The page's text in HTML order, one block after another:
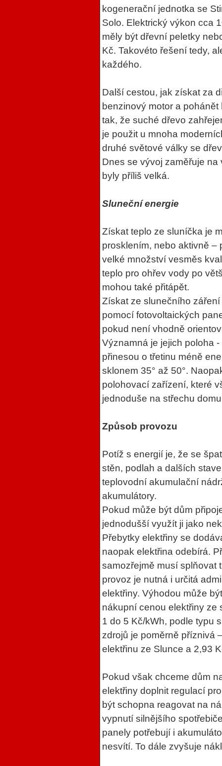
kogenerační jednotka se
Solo. Elektrický výkon cca
měly být dřevní peletky
Kč. Takovéto řešení tedy,
každého.
Další cestou, jak získat za
benzinový motor a
tak, že suché dřevo
je použit u mnoha
druhé světové války se
Dnes se vývoj zaměřuje
byly příliš velká.
Sluneční energie
Získat teplo ze sluníčka je
prosklením, nebo aktivně –
velké množství vesměs
teplo pro ohřev vody po
mohou také přitápět.
Získat ze slunečního
pomocí fotovoltaických
pokud není vhodně
Významná je jejich poloha
přinesou o třetinu méně
sklonem 35° až 50°.
polohovací zařízení, které
jednoduše na střechu
Způsob provozu
Potíž s energií je, že se
stěn, podlah a dalších
teplovodní akumulační
akumulátory.
Pokud může být dům
jednodušší využít ji jako
Přebytky elektřiny se
naopak elektřina odebírá.
samozřejmě musí splňovat
provoz je nutná i určitá
elektřiny. Výhodou může
nákupní cenou elektřiny ze
1 do 5 Kč/kWh, podle typu
zdrojů je poměrně příznivá
elektřinu ze Slunce a 2,93
Pokud však chceme dům
elektřiny doplnit regulací
být schopna reagovat na
vypnutí silnějšího
panely potřebují i
nesvítí. To dále zvyšuje